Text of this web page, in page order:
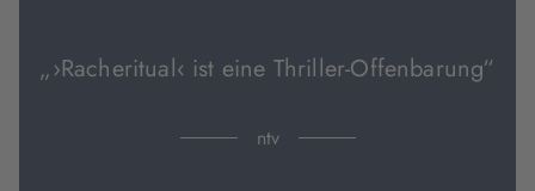
„›Racheritual‹ ist eine Thriller-Offenbarung“
ntv